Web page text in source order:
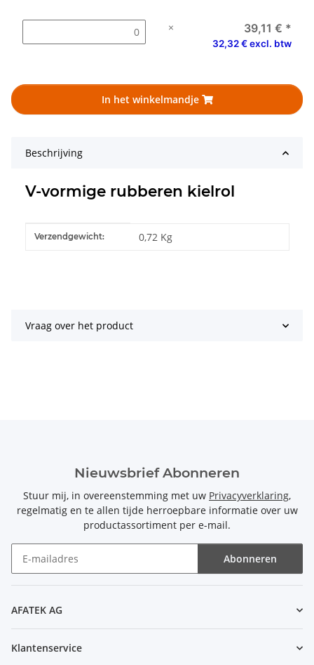
× 39,11 € *
32,32 € excl. btw
In het winkelmandje
Beschrijving
V-vormige rubberen kielrol
#productDetails.itemInformation#
#productDetails.itemValue#
Verzendgewicht: 0,72 Kg
Vraag over het product
Nieuwsbrief Abonneren
Stuur mij, in overeenstemming met uw Privacyverklaring,
regelmatig en te allen tijde herroepbare informatie over uw
productassortiment per e-mail.
Abonneren
AFATEK AG
Klantenservice